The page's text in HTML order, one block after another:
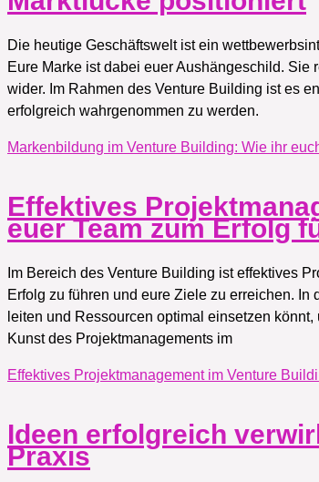
Die heutige Geschäftswelt ist ein
Eure Marke ist dabei euer Aushängeschild.
wider. Im Rahmen des Venture Building ist es
erfolgreich wahrgenommen zu werden.
Markenbildung im Venture Building: Wie ihr
Effektives
euer Team zum Erfolg
Im Bereich des Venture Building ist effektives
Erfolg zu führen und eure Ziele zu erreichen.
leiten und Ressourcen optimal einsetzen
Kunst des Projektmanagements im
Effektives Projektmanagement im Venture
Ideen erfolgreich
Praxis